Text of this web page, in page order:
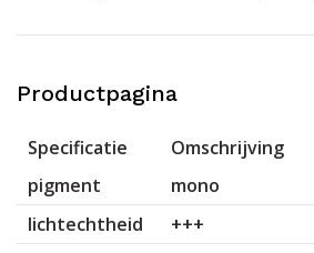
Productpagina
Specificatie
Omschrijving
pigment
mono
lichtechtheid
+++